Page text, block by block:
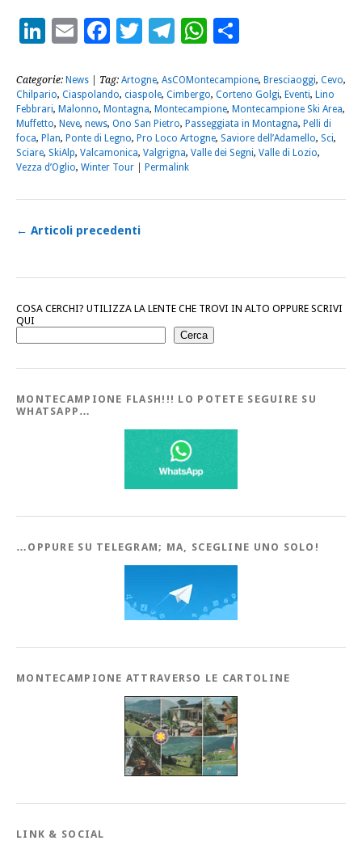
LinkedIn
EmailFacebook
Twitter
Telegram
WhatsApp
Categorie: News | Tag: Artogne, AsCOMontecampione, Bresciaoggi, Cevo,
Chilpario, Ciaspolando, ciaspole, Cimbergo, Corteno Golgi, Eventi, Lino
Febbrari, Malonno, Montagna, Montecampione, Montecampione Ski Area,
Muffetto, Neve, news, Ono San Pietro, Passeggiata in Montagna, Pelli di
foca, Plan, Ponte di Legno, Pro Loco Artogne, Saviore dell’Adamello, Sci,
Sciare, SkiAlp, Valcamonica, Valgrigna, Valle dei Segni, Valle di Lozio,
Vezza d’Oglio, Winter Tour Permalink
← Articoli precedenti
COSA CERCHI? UTILIZZA LA LENTE CHE TROVI IN ALTO OPPURE SCRIVI
QUI
Cerca
MONTECAMPIONE FLASH!!! LO POTETE SEGUIRE SU
WHATSAPP…
…OPPURE SU TELEGRAM; MA, SCEGLINE UNO SOLO!
MONTECAMPIONE ATTRAVERSO LE CARTOLINE
LINK & SOCIAL